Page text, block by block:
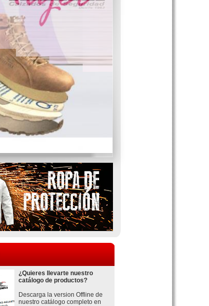
¿Quieres llevarte nuestro
catálogo de productos?
Descarga la version Offline de
nuestro catálogo completo en